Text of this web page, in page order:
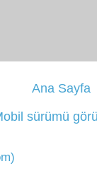
Ana Sayfa
sürümü